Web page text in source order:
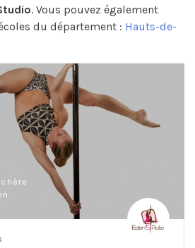
. Vous pouvez également
du département : Hauts-de-